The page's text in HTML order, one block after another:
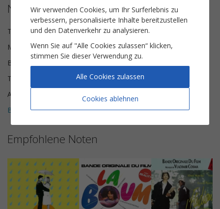
Notendetails
Texte
Jeff Jordan
Musik
Vladimir Cosma
Besetzung
Klavier & Gesang
Tonart
e-Moll
Anzahl der Seiten
5
Bewertungen (1) 5
Empfohlene Noten
Wir verwenden Cookies, um Ihr Surferlebnis zu
verbessern, personalisierte Inhalte bereitzustellen
und den Datenverkehr zu analysieren.
Wenn Sie auf "Alle Cookies zulassen“ klicken,
stimmen Sie dieser Verwendung zu.
Cookies ablehnen
Alle Cookies zulassen